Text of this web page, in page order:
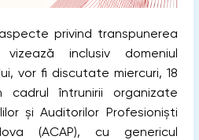
privind transpunerea
inclusiv domeniul
vor fi discutate miercuri, 18
cadrul întrunirii organizate
și Auditorilor Profesioniști
(ACAP), cu genericul